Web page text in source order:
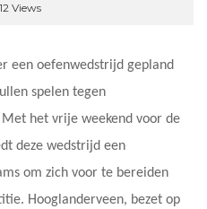
Views
een oefenwedstrijd gepland
spelen tegen
het vrije weekend voor de
deze wedstrijd een
om zich voor te bereiden
Hooglanderveen, bezet op